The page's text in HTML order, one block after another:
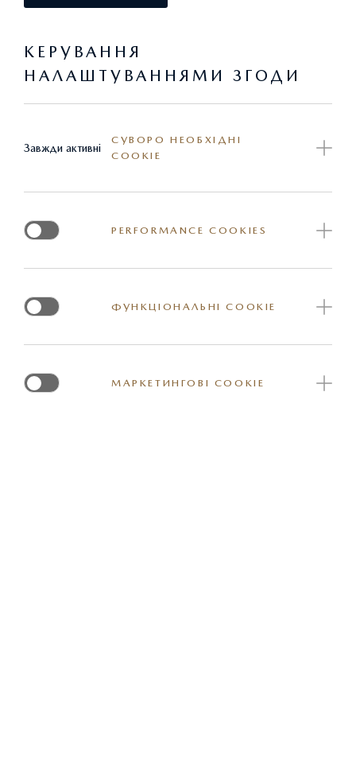
КЕРУВАННЯ
НАЛАШТУВАННЯМИ ЗГОДИ
Завжди активні
СУВОРО НЕОБХІДНІ
COOKIE
PERFORMANCE COOKIES
ФУНКЦІОНАЛЬНІ COOKIE
МАРКЕТИНГОВІ COOKIE